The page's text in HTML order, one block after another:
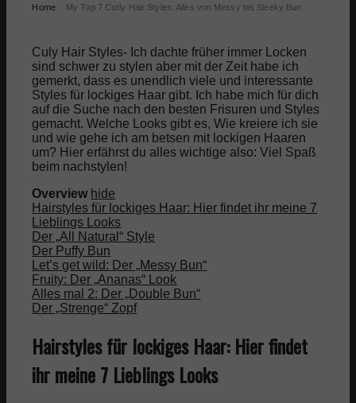
Home My Top 7 Curly Hair Styles: Alles von Messy bis Sleeky Bun
Culy Hair Styles- Ich dachte früher immer Locken
sind schwer zu stylen aber mit der Zeit habe ich
gemerkt, dass es unendlich viele und interessante
Styles für lockiges Haar gibt. Ich habe mich für dich
auf die Suche nach den besten Frisuren und Styles
gemacht. Welche Looks gibt es, Wie kreiere ich sie
und wie gehe ich am betsen mit lockigen Haaren
um? Hier erfährst du alles wichtige also: Viel Spaß
beim nachstylen!
Overview hide
Hairstyles für lockiges Haar: Hier findet ihr meine 7
Lieblings Looks
Der „All Natural“ Style
Der Puffy Bun
Let’s get wild: Der „Messy Bun“
Fruity: Der „Ananas“ Look
Alles mal 2: Der „Double Bun“
Der „Strenge“ Zopf
Hairstyles für lockiges Haar: Hier findet
ihr meine 7 Lieblings Looks